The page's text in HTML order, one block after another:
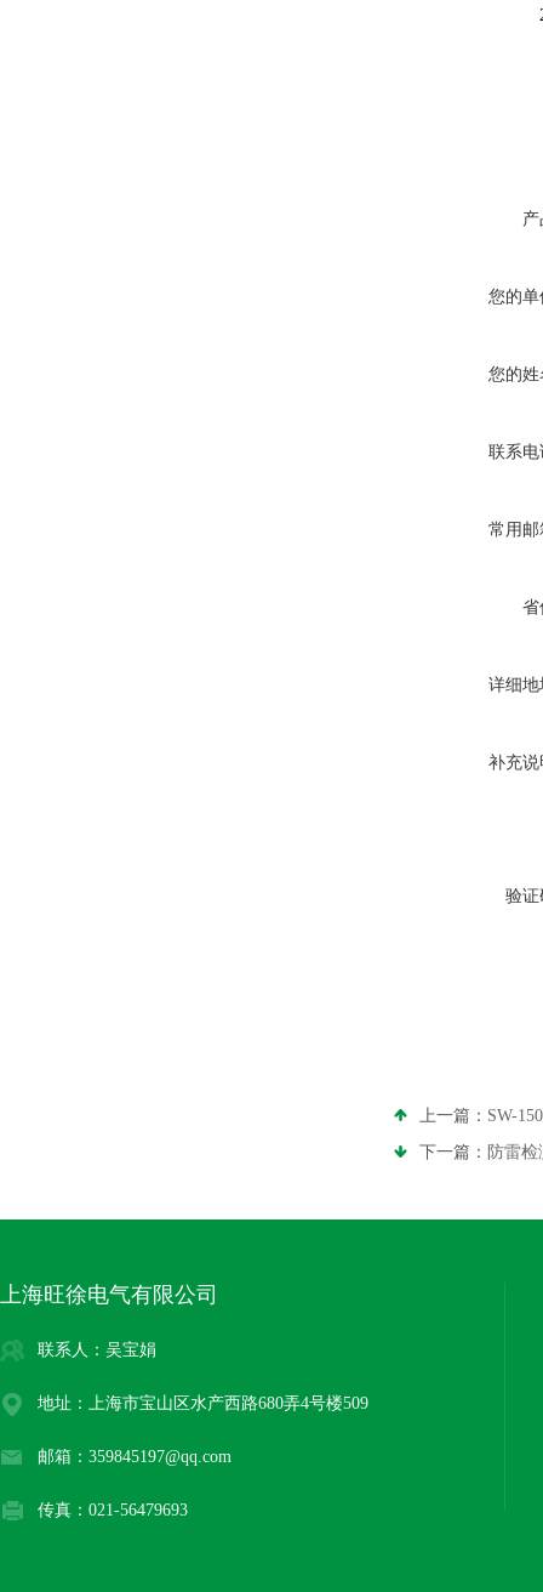
您的单
您的姓
联系电
常用邮
省
详细地
补充说
验证
上一篇： SW-
下一篇： 防雷
上海旺徐电气有限公司
联系人：吴宝娟
地址：上海市宝山区水产西路680弄4号楼509
邮箱：359845197@qq.com
传真：021-56479693